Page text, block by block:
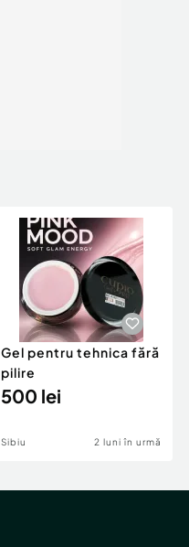
Gel pentru tehnica fără
pilire
500 lei
Sibiu 2 luni în urmă